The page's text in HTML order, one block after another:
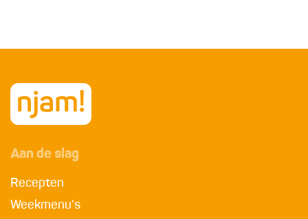
Aan de slag
Recepten
Weekmenu's